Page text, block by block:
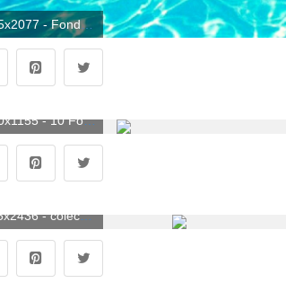
3325x2077 - Fondo de pantalla tropical (64+ imágenes). Imágen tropicales.
1730x1155 - 10 Fondos de pantalla de Tropical Jungle iPhone X | Preppy Wallpapers. Fondo de pantalla tropicales.
1125x2436 - colección de fondos de pantalla tropical para iPhone. Wallpaper para celular tropicales.